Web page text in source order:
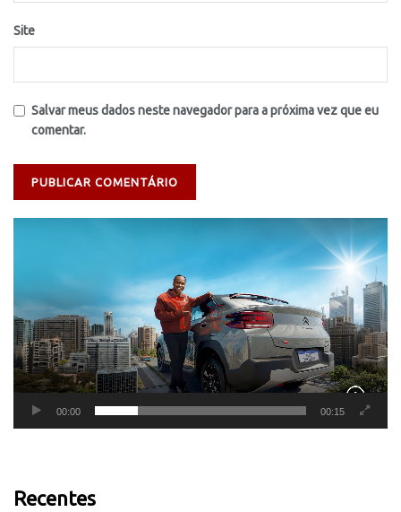
Site
Salvar meus dados neste navegador para a próxima vez que eu
comentar.
00:00 00:15
Recentes